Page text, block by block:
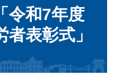
令和7年度
表彰式」